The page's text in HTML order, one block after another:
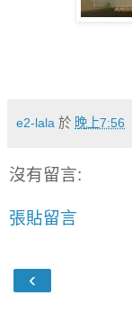
e2-lala 於 晚上7:56
沒有留言:
張貼留言
‹